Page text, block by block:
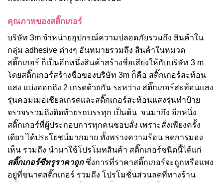
คุณภาพของสติ๊กเกอร์
บริษัท 3m จำหน่ายอุปกรณ์ความปลอดภัยรวมถึง สินค้าใน
กลุ่ม adhesive ต่างๆ อันหมายรวมถึง สินค้าในหมวด
สติ๊กเกอร์ ก็เป็นอีกหนึ่งสินค้าสร้างชื่อเสียงให้กับบริษัท 3 m
โดยสติ๊กเกอร์สร้างชื่อของบริษัท 3m ก็คือ สติ๊กเกอร์สะท้อน
แสง แบ่งออกถึง 2 เกรดด้วยกัน ระหว่าง สติ๊กเกอร์สะท้อนแสง
รุ่นคอมเมอเชียลเกรดและสติ๊กเกอร์สะท้อนแสงรุ่นทำป้าย
จราจรรวมถึงติดท้ายรถบรรทุก เป็นต้น จนมาถึง อีกหนึ่ง
สติ๊กเกอร์ที่ผู้ประกอบการทุกคนชอบสั่ง เพราะสั่งเพียงครั้ง
เดียว ได้ประโยชน์มากมาย ทั้งพรางความร้อน ลดการมอง
เห็น รวมถึง นำมาใช้โปรโมทสินค้า สติ๊กเกอร์ชนิดนี้ได้แก่
สติ๊กเกอร์ซีทรูราคาถูกซึ่งการที่ราคาสติ๊กเกอร์จะถูกหรือแพง
อยู่ที่ขนาดสติ๊กเกอร์ รวมถึง โปรโมชั่นส่วนลดที่ทางร้าน